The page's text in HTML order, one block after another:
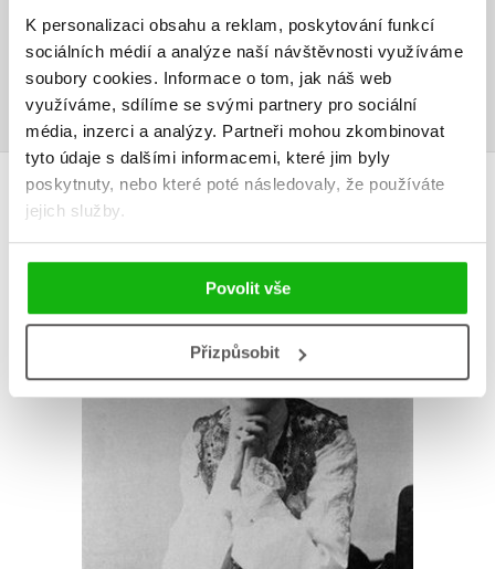
K personalizaci obsahu a reklam, poskytování funkcí
sociálních médií a analýze naší návštěvnosti využíváme
soubory cookies. Informace o tom, jak náš web
využíváme, sdílíme se svými partnery pro sociální
média, inzerci a analýzy. Partneři mohou zkombinovat
tyto údaje s dalšími informacemi, které jim byly
poskytnuty, nebo které poté následovaly, že používáte
jejich služby.
Povolit vše
Přizpůsobit
Uživatelskou recenzi mohou vkládat pouze registrovaní uživatelé
Přihlásit
AUTOR KNIHY